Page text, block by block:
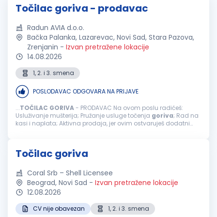
Točilac goriva - prodavac
Radun AVIA d.o.o.
Bačka Palanka, Lazarevac, Novi Sad, Stara Pazova,
Zrenjanin - Izvan pretražene lokacije
14.08.2026
1, 2. i 3. smena
POSLODAVAC ODGOVARA NA PRIJAVE
...TOČILAC GORIVA- PRODAVAC Na ovom poslu radićeš:
Usluživanje mušterija; Pružanje usluge točenja goriva; Rad na
kasi i naplata; Aktivna prodaja, jer ovim ostvaruješ dodatni
Točilac goriva
Coral Srb – Shell Licensee
Beograd, Novi Sad - Izvan pretražene lokacije
12.08.2026
CV nije obavezan 1, 2. i 3. smena